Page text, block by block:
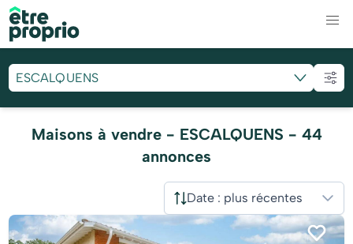
ESCALQUENS
Maisons à vendre - ESCALQUENS - 44
annonces
Trier
Date : plus récentes